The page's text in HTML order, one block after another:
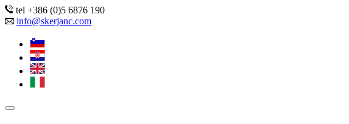
tel +386 (0)5 6876 190
info@skerjanc.com